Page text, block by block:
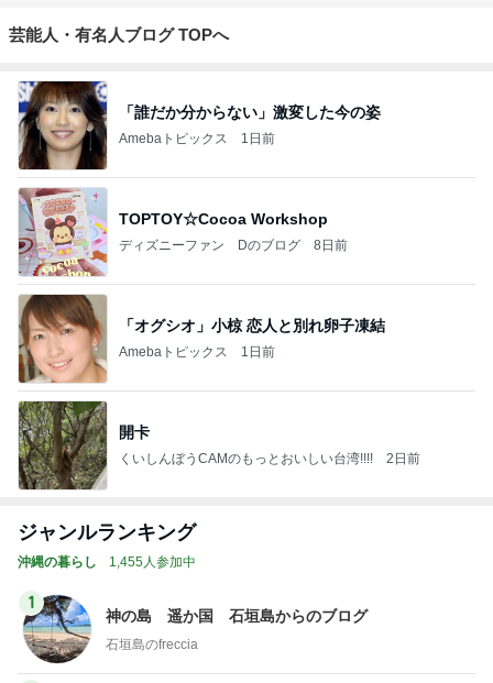
芸能人・有名人ブログ TOPへ
「誰だか分からない」激変した今の姿
Amebaトピックス 1日前
TOPTOY☆Cocoa Workshop
ディズニーファン Dのブログ 8日前
「オグシオ」小椋 恋人と別れ卵子凍結
Amebaトピックス 1日前
開卡
くいしんぼうCAMのもっとおいしい台湾!!!! 2日前
ジャンルランキング
沖縄の暮らし 1,455人参加中
1
神の島 遥か国 石垣島からのブログ
石垣島のfreccia